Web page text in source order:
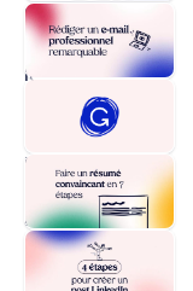
l’un
des
leviers
puissants
pour
améliorer
votre
positionnement